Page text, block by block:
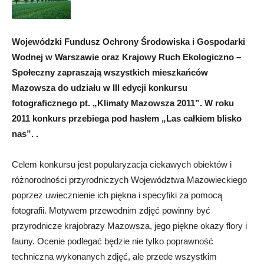
Wojewódzki Fundusz Ochrony Środowiska i Gospodarki
Wodnej w Warszawie oraz Krajowy Ruch Ekologiczno –
Społeczny zapraszają wszystkich mieszkańców
Mazowsza do udziału w III edycji konkursu
fotograficznego pt. „Klimaty Mazowsza 2011”. W roku
2011 konkurs przebiega pod hasłem „Las całkiem blisko
nas”. .
Celem konkursu jest popularyzacja ciekawych obiektów i
różnorodności przyrodniczych Województwa Mazowieckiego
poprzez uwiecznienie ich piękna i specyfiki za pomocą
fotografii. Motywem przewodnim zdjęć powinny być
przyrodnicze krajobrazy Mazowsza, jego piękne okazy flory i
fauny. Ocenie podlegać będzie nie tylko poprawność
techniczna wykonanych zdjęć, ale przede wszystkim